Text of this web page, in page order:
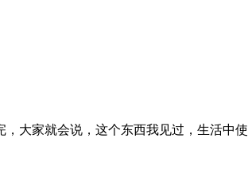
大家就会说，这个东西我见过，生活中